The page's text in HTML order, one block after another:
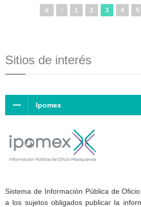
1 2 3 4 5
Sitios de interés
Ipomex
Sistema de Información Pública de
a los sujetos obligados publicar la